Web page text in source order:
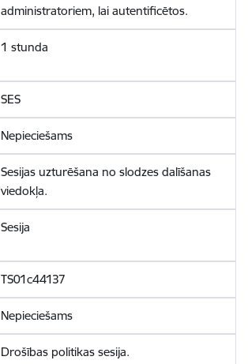
administratoriem, lai autentificētos.
1 stunda
SES
Nepieciešams
Sesijas uzturēšana no slodzes dalīšanas
viedokļa.
Sesija
TS01c44137
Nepieciešams
Drošības politikas sesija.